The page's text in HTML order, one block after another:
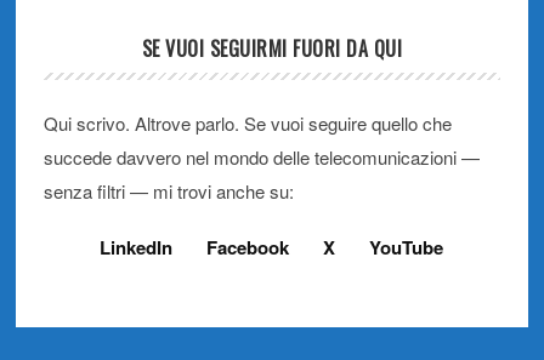
SE VUOI SEGUIRMI FUORI DA QUI
Qui scrivo. Altrove parlo. Se vuoi seguire quello che
succede davvero nel mondo delle telecomunicazioni —
senza filtri — mi trovi anche su:
LinkedIn Facebook X YouTube